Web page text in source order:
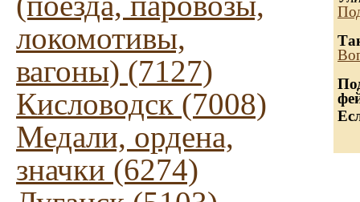
локомотивы,
вагоны) (7127)
Кисловодск (7008)
Медали, ордена,
значки (6274)